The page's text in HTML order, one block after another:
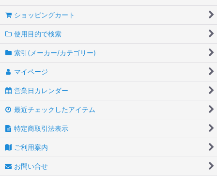
ショッピングカート
使用目的で検索
索引(メーカー/カテゴリー)
マイページ
営業日カレンダー
最近チェックしたアイテム
特定商取引法表示
ご利用案内
お問い合せ